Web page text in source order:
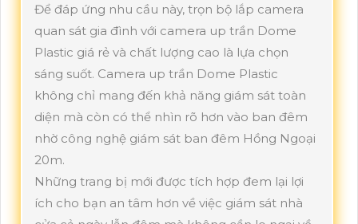
Để đáp ứng nhu cầu này, trọn bộ lắp camera
quan sát gia đình với camera up trần Dome
Plastic giá rẻ và chất lượng cao là lựa chọn
sáng suốt. Camera up trần Dome Plastic
không chỉ mang đến khả năng giám sát toàn
diện mà còn có thể nhìn rõ hơn vào ban đêm
nhờ công nghệ giám sát ban đêm Hồng Ngoại
20m.
Những trang bị mới được tích hợp đem lại lợi
ích cho bạn an tâm hơn về việc giám sát nhà